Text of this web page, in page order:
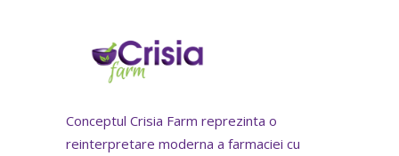
Conceptul Crisia Farm reprezinta o
reinterpretare moderna a farmaciei cu